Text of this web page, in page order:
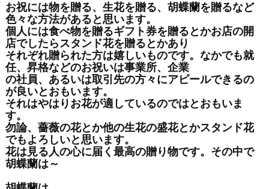
お祝には物を贈る、生花を贈る、胡蝶蘭を贈るなど
色々な方法があると思います。
個人には食べ物を贈るギフト券を贈るとかお店の開
店でしたらスタンド花を贈るとかあり
それぞれ贈られた方は嬉しいものです。なかでも就
任、昇格などのお祝いは事業所、企業
の社員、あるいは取引先の方々にアピールできるの
が良いとおもいます。
それはやはりお花が適しているのではとおもいま
す。
勿論、薔薇の花とか他の生花の盛花とかスタンド花
でもよろしいと思います。
花は見る人の心に届く最高の贈り物です。その中で
胡蝶蘭は～